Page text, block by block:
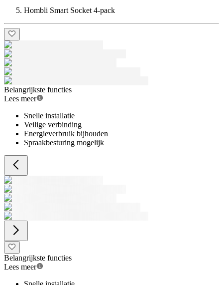
Hombli Smart Socket 4-pack
Belangrijkste functies
Lees meer
Snelle installatie
Veilige verbinding
Energieverbruik bijhouden
Spraakbesturing mogelijk
Belangrijkste functies
Lees meer